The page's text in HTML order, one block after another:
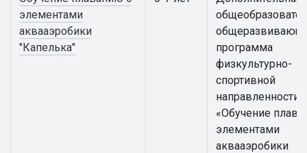
элементами
аквааэробики
"Капелька"
программа
физкультурно-
спортивной
направленности
«Обучение
элементами
аквааэробики